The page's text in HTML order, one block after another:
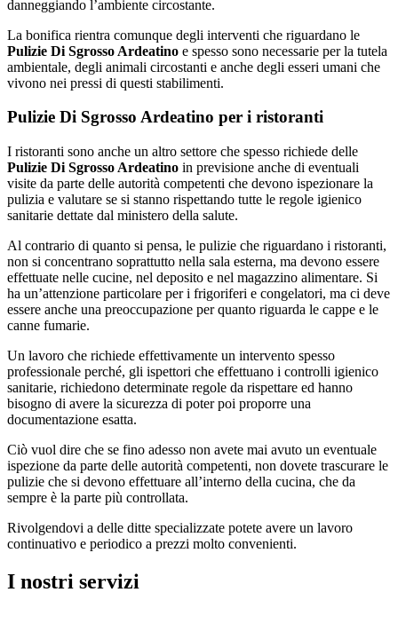
danneggiando l’ambiente circostante.
La bonifica rientra comunque degli interventi che riguardano le
Pulizie Di Sgrosso Ardeatino e spesso sono necessarie per la tutela
ambientale, degli animali circostanti e anche degli esseri umani che
vivono nei pressi di questi stabilimenti.
Pulizie Di Sgrosso Ardeatino per i ristoranti
I ristoranti sono anche un altro settore che spesso richiede delle
Pulizie Di Sgrosso Ardeatino in previsione anche di eventuali
visite da parte delle autorità competenti che devono ispezionare la
pulizia e valutare se si stanno rispettando tutte le regole igienico
sanitarie dettate dal ministero della salute.
Al contrario di quanto si pensa, le pulizie che riguardano i ristoranti,
non si concentrano soprattutto nella sala esterna, ma devono essere
effettuate nelle cucine, nel deposito e nel magazzino alimentare. Si
ha un’attenzione particolare per i frigoriferi e congelatori, ma ci deve
essere anche una preoccupazione per quanto riguarda le cappe e le
canne fumarie.
Un lavoro che richiede effettivamente un intervento spesso
professionale perché, gli ispettori che effettuano i controlli igienico
sanitarie, richiedono determinate regole da rispettare ed hanno
bisogno di avere la sicurezza di poter poi proporre una
documentazione esatta.
Ciò vuol dire che se fino adesso non avete mai avuto un eventuale
ispezione da parte delle autorità competenti, non dovete trascurare le
pulizie che si devono effettuare all’interno della cucina, che da
sempre è la parte più controllata.
Rivolgendovi a delle ditte specializzate potete avere un lavoro
continuativo e periodico a prezzi molto convenienti.
I nostri servizi